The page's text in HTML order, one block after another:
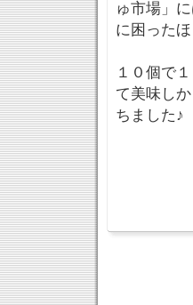
ゅ市場」
に困った
１０個で
て美味し
ちました♪